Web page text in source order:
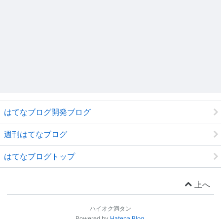
はてなブログ開発ブログ
週刊はてなブログ
はてなブログトップ
上へ
ハイオク満タン